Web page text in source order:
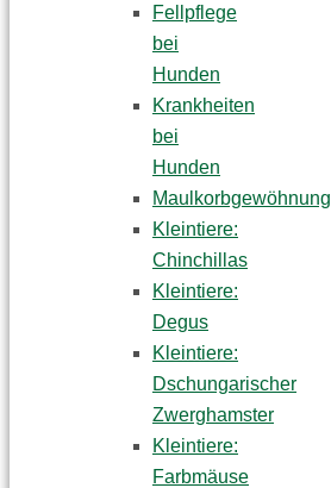
Fellpflege
bei
Hunden
Krankheiten
bei
Hunden
Maulkorbgewöhnung
Kleintiere:
Chinchillas
Kleintiere:
Degus
Kleintiere:
Dschungarischer
Zwerghamster
Kleintiere:
Farbmäuse